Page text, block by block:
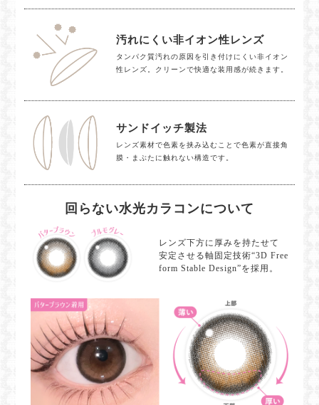
汚れにくい非イオン性レンズ
タンパク質汚れの原因を引き付けにくい非イオン
性レンズ。クリーンで快適な装用感が続きます。
サンドイッチ製法
レンズ素材で色素を挟み込むことで色素が直接角
膜・まぶたに触れない構造です。
回らない水光カラコンについて
レンズ下方に厚みを持たせて
安定させる軸固定技術“3D Free
form Stable Design”を採用。